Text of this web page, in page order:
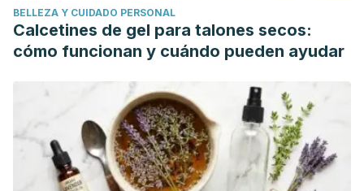
(2018). Exposición de los ojos al sol: eficacia de
protección UV prevista de varias gafas de sol.
ciencia de la exposición y epidemiología ambiental
753–764. https://doi.org/10.1038/s41370-018-0087-0
Balbona Brito R, Torres García D, Vázquez Negrín FS,
Suárez Herrera V, Alemán Suárez I, Morán Martín Y.
Síndrome de ojo seco.Revista Cubana de Oftalmología
2005; 18 (1). Available at:http://scielo.sld.cu/scielo.php?
BELLEZA Y CUIDADO PERSONAL
Calcetines de gel para talones secos:
cómo funcionan y cuándo pueden ayudar